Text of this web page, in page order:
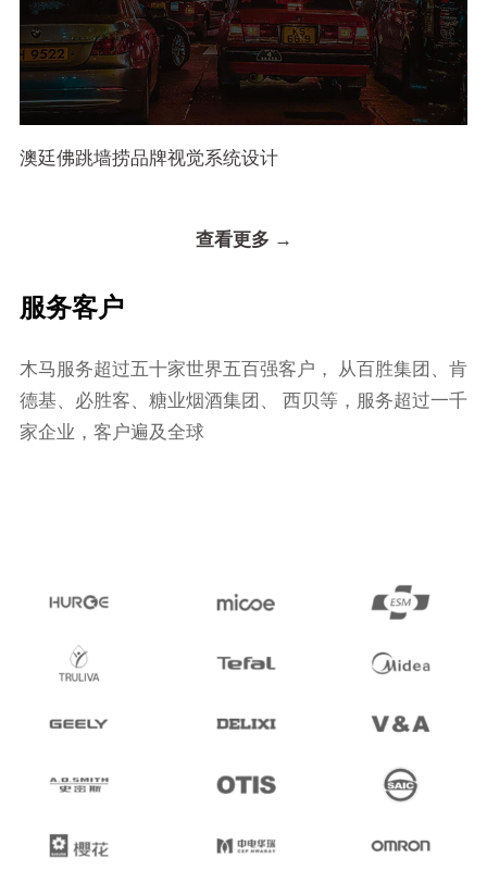
澳廷佛跳墙捞品牌视觉系统设计
查看更多 →
服务客户
⽊⻢服务超过五⼗家世界五百强客户， 从百胜集团、肯
德基、必胜客、糖业烟酒集团、 ⻄⻉等，服务超过⼀千
家企业，客户遍及全球